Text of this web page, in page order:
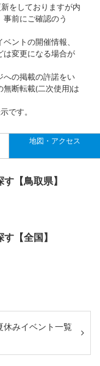
をしておりますが内
前にご確認のう
ントの開催情報、
は変更になる場合が
の掲載の許諾をい
断転載(二次使用)は
です。
地図・アクセス
【鳥取県】
【全国】
休みイベント一覧